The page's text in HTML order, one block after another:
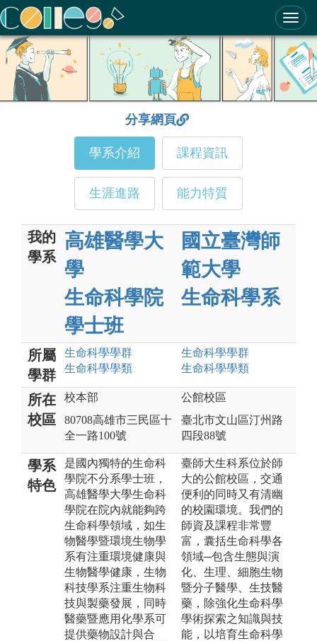
ColleGo! 大學選才與高中育才輔助系統
分享網頁
學系介紹 課程資訊
生涯進路 能力特質
我的
學系
高雄醫學大
學
生命科學院
學士班
國立臺灣師
範大學
生命科學系
所屬
學群
生命科學學群
生命科學學類
生命科學學群
生命科學學類
所在
校區
校本部
80708高雄市三民區十
全一路100號
公館校區
臺北市文山區汀州路
四段88號
學系
特色
是國內獨特的生命科
學院不分系學士班，
高雄醫學大學生命科
學院在院內就能夠跨
生命科學領域，如生
物醫學暨環境生物學
系有注重環境健康與
生物醫學健康，生物
科技學系注重生物科
技與製藥發展，同時
醫藥暨應用化學系可
提供藥物設計與合
臺師大生科系位於師
大的公館校區，交通
便利的同時又有清幽
的校園環境。我們的
師資及課程非常豐
富，囊括生命科學各
領域─包含生態與演
化、生理、細胞生物
暨分子醫學、生技醫
藥，除強化生命科學
學術探索之知識與技
能，以培育生命科學